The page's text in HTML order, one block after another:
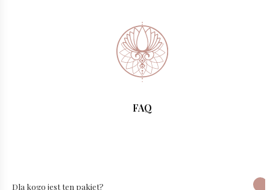
FAQ
Dla kogo jest ten pakiet?